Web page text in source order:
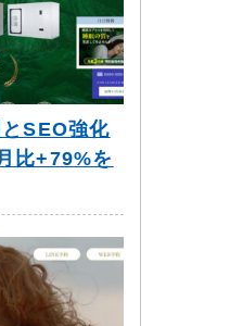
SEO強化
比+79%を